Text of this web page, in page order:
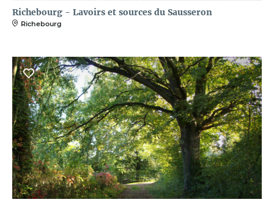
Richebourg - Lavoirs et sources du Sausseron
Richebourg